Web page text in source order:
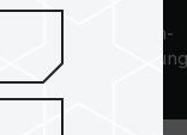
Aluminium-